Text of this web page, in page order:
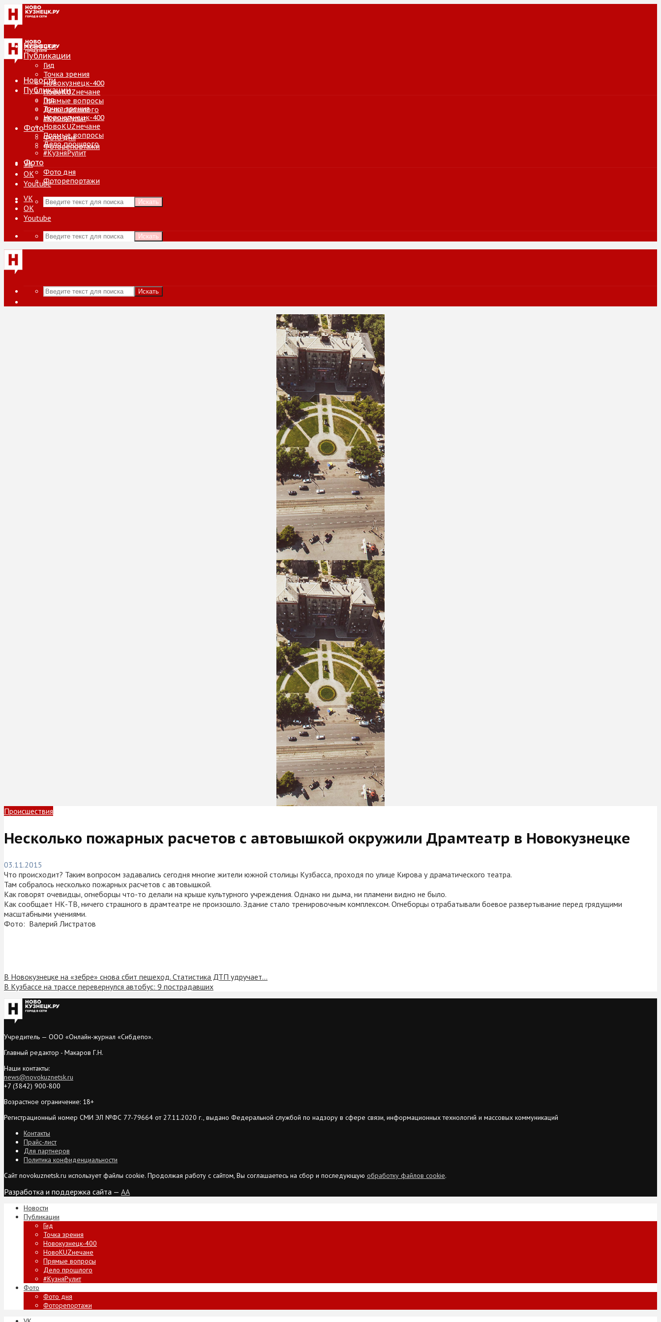
Новости
Публикации
Гид
Точка зрения
Новокузнецк-400
НовоKUZнечане
Прямые вопросы
Дело прошлого
#КузняРулит
Фото
Фото дня
Фоторепортажи
VK
ОК
Youtube
Искать
Новости
Публикации
Гид
Точка зрения
Новокузнецк-400
НовоKUZнечане
Прямые вопросы
Дело прошлого
#КузняРулит
Фото
Фото дня
Фоторепортажи
VK
ОК
Youtube
Искать
Искать
Происшествия
Несколько пожарных расчетов с автовышкой окружили Драмтеатр в Новокузнецке
03.11.2015
Что происходит? Таким вопросом задавались сегодня многие жители южной столицы Кузбасса, проходя по улице Кирова у драматического театра.
Там собралось несколько пожарных расчетов с автовышкой.
Как говорят очевидцы, огнеборцы что-то делали на крыше культурного учреждения. Однако ни дыма, ни пламени видно не было.
Как сообщает НК-ТВ, ничего страшного в драмтеатре не произошло. Здание стало тренировочным комплексом. Огнеборцы отрабатывали боевое развертывание перед грядущими
масштабными учениями.
Фото: Валерий Листратов
В Новокузнецке на «зебре» снова сбит пешеход. Статистика ДТП удручает…
В Кузбассе на трассе перевернулся автобус: 9 пострадавших
Учредитель — ООО «Онлайн-журнал «Сибдепо».
Главный редактор - Макаров Г.Н.
Наши контакты:
news@novokuznetsk.ru
+7 (3842) 900-800
Возрастное ограничение: 18+
Регистрационный номер СМИ ЭЛ №ФС 77-79664 от 27.11.2020 г., выдано Федеральной службой по надзору в сфере связи, информационных технологий и массовых коммуникаций
Контакты
Прайс-лист
Для партнеров
Политика конфиденциальности
Сайт novokuznetsk.ru использует файлы cookie. Продолжая работу с сайтом, Вы соглашаетесь на сбор и последующую обработку файлов cookie.
Разработка и поддержка сайта — AA
Новости
Публикации
Гид
Точка зрения
Новокузнецк-400
НовоKUZнечане
Прямые вопросы
Дело прошлого
#КузняРулит
Фото
Фото дня
Фоторепортажи